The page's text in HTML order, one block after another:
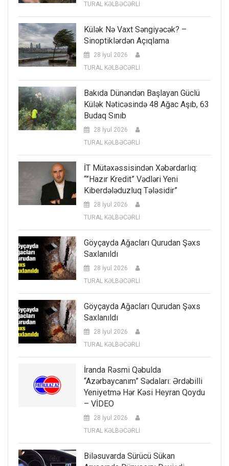
TURAL KƏLBƏCƏRLİ
Külək Nə Vaxt Səngiyəcək? –
Sinoptiklərdən Açıqlama
28 İyul 2026
TURAL KƏLBƏCƏRLİ
Bakıda Dünəndən Başlayan Güclü
Külək Nəticəsində 48 Ağac Aşıb, 63
Budaq Sınıb
28 İyul 2026
TURAL KƏLBƏCƏRLİ
İT Mütəxəssisindən Xəbərdarlıq:
“”Hazır Kredit” Vədləri Yeni
Kiberdələduzluq Tələsidir”
28 İyul 2026
TURAL KƏLBƏCƏRLİ
Göyçayda Ağacları Qurudan Şəxs
Saxlanıldı
28 İyul 2026
TURAL KƏLBƏCƏRLİ
Göyçayda Ağacları Qurudan Şəxs
Saxlanıldı
28 İyul 2026
TURAL KƏLBƏCƏRLİ
İranda Rəsmi Qəbulda
“Azərbaycanım” Sədaları: Ərdəbilli
Yeniyetmə Hər Kəsi Heyran Qoydu
– VİDEO
28 İyul 2026
TURAL KƏLBƏCƏRLİ
Biləsuvarda Sürücü Sükan